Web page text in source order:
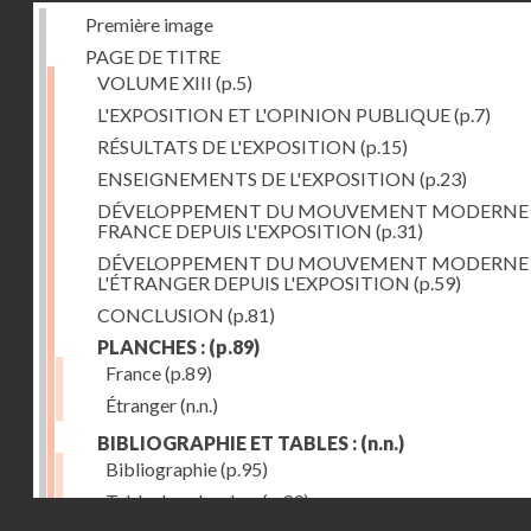
Première image
PAGE DE TITRE
VOLUME XIII (p.5)
L'EXPOSITION ET L'OPINION PUBLIQUE(p.7)
RÉSULTATS DE L'EXPOSITION (p.15)
ENSEIGNEMENTS DE L'EXPOSITION (p.23)
DÉVELOPPEMENT DU MOUVEMENT
FRANCE DEPUIS L'EXPOSITION (p.31)
DÉVELOPPEMENT DU MOUVEMENT
L'ÉTRANGER DEPUIS L'EXPOSITION (p.59)
CONCLUSION (p.81)
PLANCHES : (p.89)
France(p.89)
Étranger(n.n.)
BIBLIOGRAPHIE ET TABLES : (n.n.)
Bibliographie(p.95)
Table des planches(p.99)